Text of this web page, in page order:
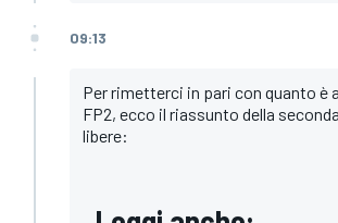
09:13
Per rimetterci in pari con quanto è
FP2, ecco il riassunto della
libere: